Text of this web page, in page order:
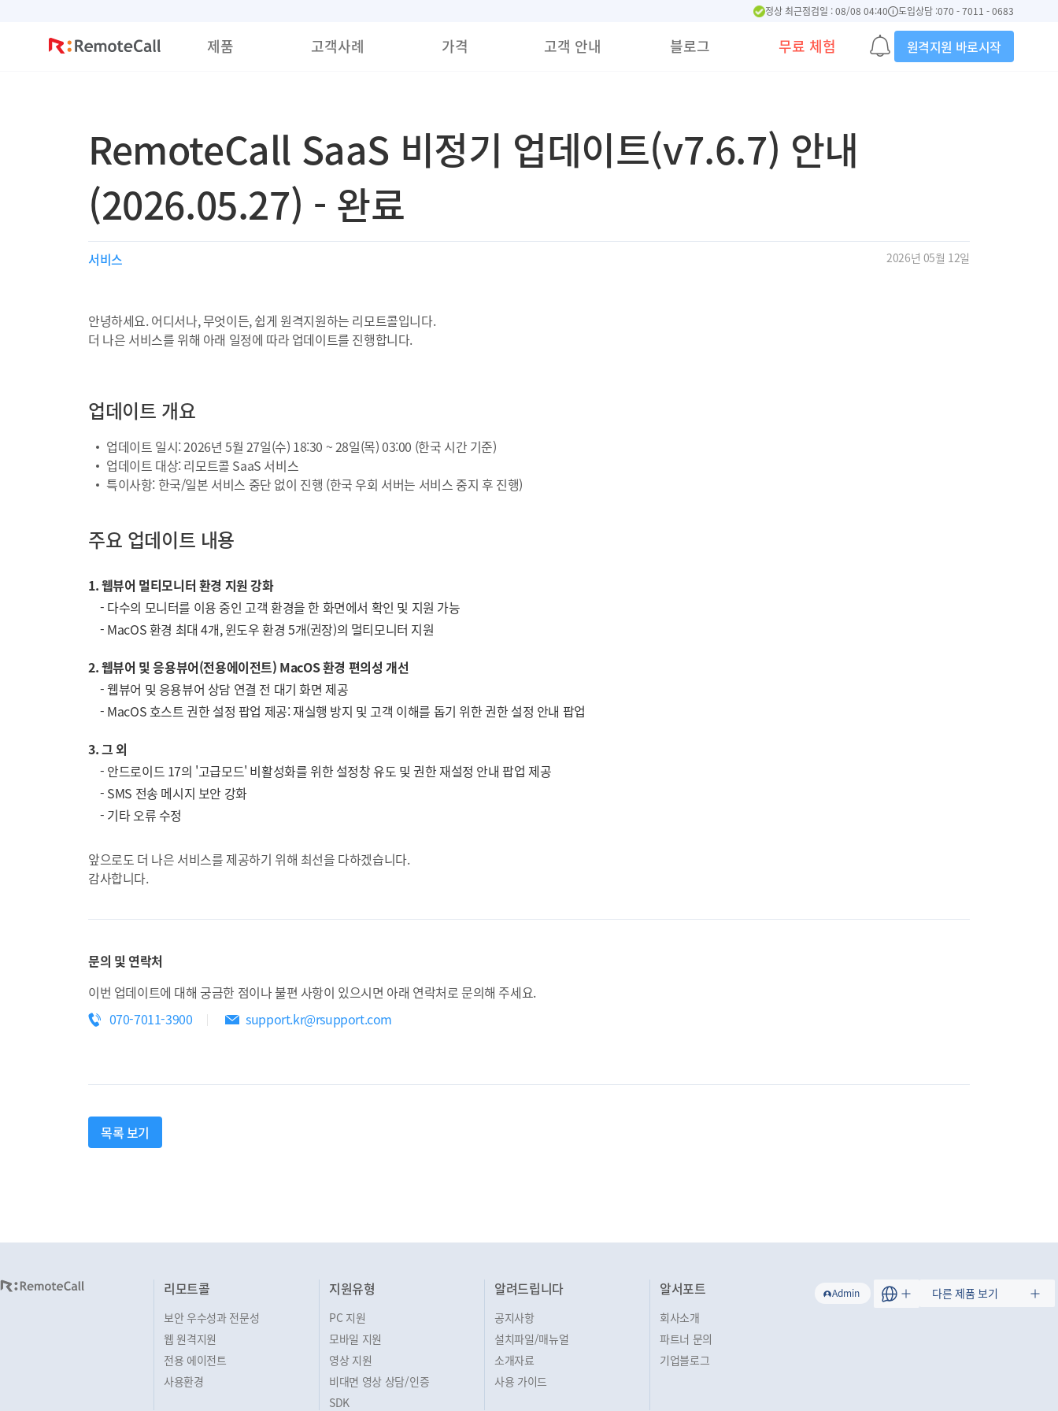
정상 최근점검일 : 08/08 04:40 도입상담 :070 - 7011 - 0683
제품 고객사례 가격 고객 안내 블로그 무료 체험 원격지원 바로시작
RemoteCall SaaS 비정기 업데이트(v7.6.7) 안내
(2026.05.27) - 완료
서비스 2026년 05월 12일
안녕하세요. 어디서나, 무엇이든, 쉽게 원격지원하는 리모트콜입니다.
더 나은 서비스를 위해 아래 일정에 따라 업데이트를 진행합니다.
업데이트 개요
업데이트 일시: 2026년 5월 27일(수) 18:30 ~ 28일(목) 03:00 (한국 시간 기준)
업데이트 대상: 리모트콜 SaaS 서비스
특이사항: 한국/일본 서비스 중단 없이 진행 (한국 우회 서버는 서비스 중지 후 진행)
주요 업데이트 내용
1. 웹뷰어 멀티모니터 환경 지원 강화
- 다수의 모니터를 이용 중인 고객 환경을 한 화면에서 확인 및 지원 가능
- MacOS 환경 최대 4개, 윈도우 환경 5개(권장)의 멀티모니터 지원
2. 웹뷰어 및 응용뷰어(전용에이전트) MacOS 환경 편의성 개선
- 웹뷰어 및 응용뷰어 상담 연결 전 대기 화면 제공
- MacOS 호스트 권한 설정 팝업 제공: 재실행 방지 및 고객 이해를 돕기 위한 권한 설정 안내 팝업
3. 그 외
- 안드로이드 17의 '고급모드' 비활성화를 위한 설정창 유도 및 권한 재설정 안내 팝업 제공
- SMS 전송 메시지 보안 강화
- 기타 오류 수정
앞으로도 더 나은 서비스를 제공하기 위해 최선을 다하겠습니다.
감사합니다.
문의 및 연락처
이번 업데이트에 대해 궁금한 점이나 불편 사항이 있으시면 아래 연락처로 문의해 주세요.
070-7011-3900
support.kr@rsupport.com
목록 보기
리모트콜
보안 우수성과 전문성
웹 원격지원
전용 에이전트
사용환경
지원유형
PC 지원
모바일 지원
영상 지원
비대면 영상 상담/인증
SDK
알려드립니다
공지사항
설치파일/매뉴얼
소개자료
사용 가이드
알서포트
회사소개
파트너 문의
기업블로그
Admin 다른 제품 보기